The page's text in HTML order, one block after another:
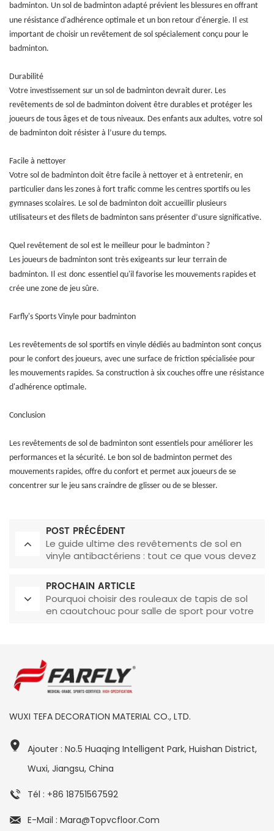
badminton. Un sol de badminton adapté prévient les blessures en offrant
une résistance d'adhérence optimale et un bon retour d'énergie. Il est
important de choisir un revêtement de sol spécialement conçu pour le
badminton.
Durabilité
Votre investissement sur un sol de badminton devrait durer. Les
revêtements de sol de badminton doivent être durables et protéger les
joueurs de tous âges et de tous niveaux. Des enfants aux adultes, votre sol
de badminton doit résister à l’usure du temps.
Facile à nettoyer
Votre sol de badminton doit être facile à nettoyer et à entretenir, en
particulier dans les zones à fort trafic comme les centres sportifs ou les
gymnases scolaires. Le sol de badminton doit accueillir plusieurs
utilisateurs et des filets de badminton sans présenter d’usure significative.
Quel revêtement de sol est le meilleur pour le badminton ?
Les joueurs de badminton sont très exigeants sur leur terrain de
badminton. Il est donc essentiel qu'il favorise les mouvements rapides et
crée une zone de jeu sûre.
Farfly's Sports Vinyle pour badminton
Les revêtements de sol sportifs en vinyle dédiés au badminton sont conçus
pour le confort des joueurs, avec une surface de friction spécialisée pour
les mouvements rapides. Sa construction à six couches offre une résistance
d'adhérence optimale.
Conclusion
Les revêtements de sol de badminton sont essentiels pour améliorer les
performances et la sécurité. Le bon sol de badminton permet des
mouvements rapides, offre du confort et permet aux joueurs de se
concentrer sur le jeu sans craindre de glisser ou de se blesser.
POST PRÉCÉDENT
Le guide ultime des revêtements de sol en
vinyle antibactériens : tout ce que vous devez
PROCHAIN ARTICLE
Pourquoi choisir des rouleaux de tapis de sol
en caoutchouc pour salle de sport pour votre
WUXI TEFA DECORATION MATERIAL CO., LTD.
Ajouter : No.5 Huaqing Intelligent Park, Huishan District,
Wuxi, Jiangsu, China
Tél : +86 18751567592
E-Mail : Mara@topvcfloor.com